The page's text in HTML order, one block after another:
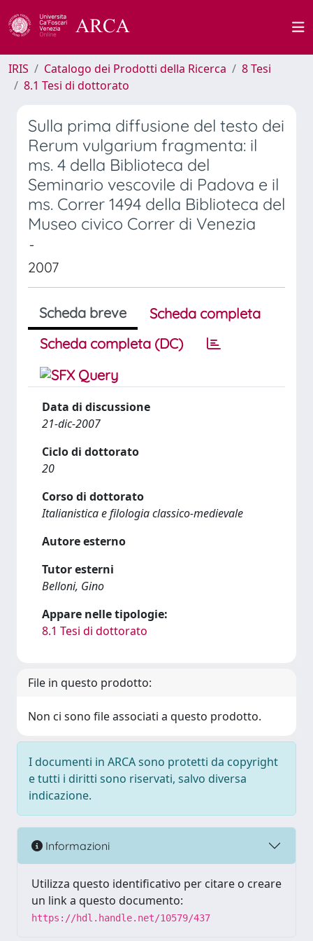
IRIS Catalogo dei Prodotti della Ricerca
8 Tesi
8.1 Tesi di dottorato
Sulla prima diffusione del testo dei
Rerum vulgarium fragmenta: il
ms. 4 della Biblioteca del
Seminario vescovile di Padova e il
ms. Correr 1494 della Biblioteca del
Museo civico Correr di Venezia
-
2007
Scheda breve
Scheda completa
Scheda completa (DC)
Data di discussione
21-dic-2007
Ciclo di dottorato
20
Corso di dottorato
Italianistica e filologia classico-medievale
Autore esterno
Tutor esterni
Belloni, Gino
Appare nelle tipologie:
8.1 Tesi di dottorato
File in questo prodotto:
Non ci sono file associati a questo prodotto.
I documenti in ARCA sono protetti da copyright
e tutti i diritti sono riservati, salvo diversa
indicazione.
Informazioni
Utilizza questo identificativo per citare o creare
un link a questo documento:
https://hdl.handle.net/10579/437